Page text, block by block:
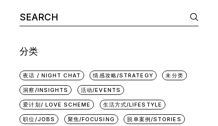
分类
夜话 / NIGHT CHAT 情感攻略/STRATEGY 未分类
洞察/INSIGHTS 活动/EVENTS
爱计划/ LOVE SCHEME 生活方式/LIFESTYLE
职位/JOBS 聚焦/FOCUSING 脱单案例/STORIES